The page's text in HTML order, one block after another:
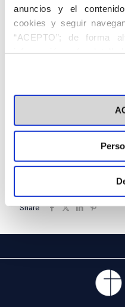
anuncios y el
cookies y seguir
“ACEPTO”; de forma
información más
en el botón
visitar nuestra Política de
Share